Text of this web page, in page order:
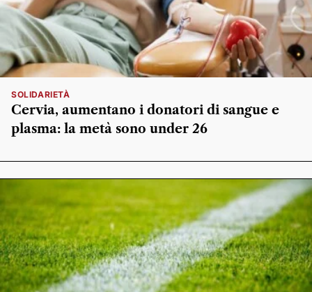
SOLIDARIETÀ
Cervia, aumentano i donatori di sangue e
plasma: la metà sono under 26